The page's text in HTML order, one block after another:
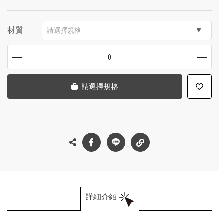
材質 請選擇規格
0
請選擇規格
詳細介紹